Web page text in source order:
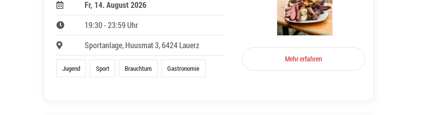
Fr, 14. August 2026
19:30 - 23:59 Uhr
Sportanlage, Huusmat 3, 6424 Lauerz
Jugend Sport Brauchtum Gastronomie
Mehr erfahren